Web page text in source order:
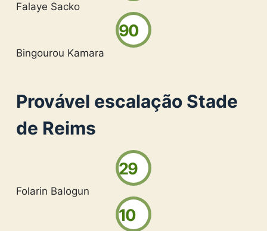
Falaye Sacko
90
Bingourou Kamara
Provável escalação Stade
de Reims
29
Folarin Balogun
10